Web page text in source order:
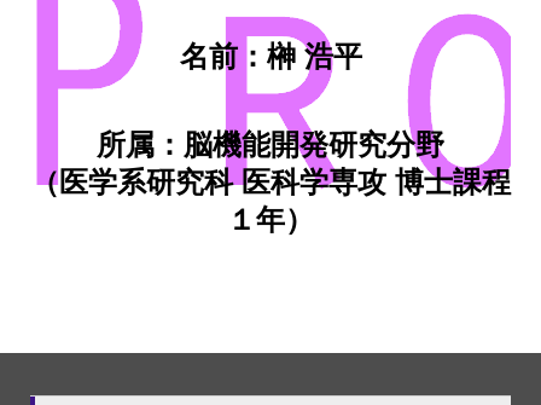
名前：榊 浩平
所属：脳機能開発研究分野
（医学系研究科 医科学専攻 博士課程
１年）